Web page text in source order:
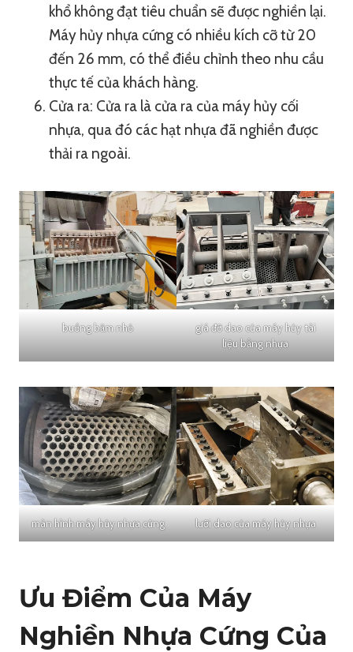
khổ không đạt tiêu chuẩn sẽ được nghiền lại.
Máy hủy nhựa cứng có nhiều kích cỡ từ 20
đến 26 mm, có thể điều chỉnh theo nhu cầu
thực tế của khách hàng.
Cửa ra: Cửa ra là cửa ra của máy hủy cối
nhựa, qua đó các hạt nhựa đã nghiền được
thải ra ngoài.
buồng băm nhỏ
giá đỡ dao của máy hủy tài
liệu bằng nhựa
màn hình máy hủy nhựa cứng lưỡi dao của máy hủy nhựa
Ưu Điểm Của Máy
Nghiền Nhựa Cứng Của